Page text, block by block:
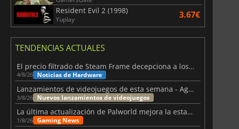
Resident Evil 2 (1998)
Yuplay 3.67€
TENDENCIAS ACTUALES
El precio filtrado de Steam Frame decepciona a los usuarios
4/8/26 Noticias de Hardware
Lanzamientos de videojuegos de esta semana - Agosto de 2026 (semana 32)
3/8/26 Nuevos lanzamientos de videojuegos
La última actualización de Palworld mejora la estabilidad
1/8/26 Gaming News